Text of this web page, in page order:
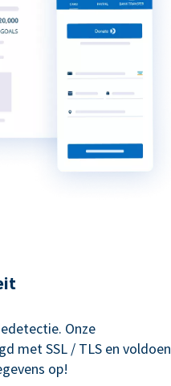
Onze
met SSL / TLS en voldoen
op!